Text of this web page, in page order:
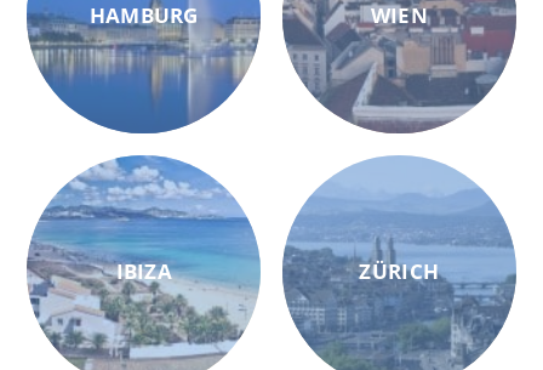
HAMBURG
IBIZA
WIEN
ZÜRICH